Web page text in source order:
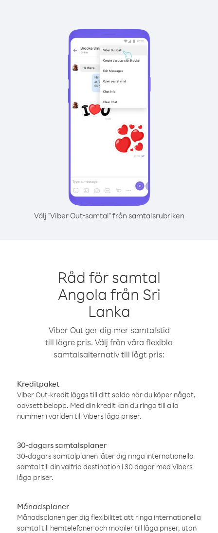
Välj "Viber Out-samtal" från samtalsrubriken
Råd för samtal
Angola från Sri
Lanka
Viber Out ger dig mer samtalstid
till lägre pris. Välj från våra flexibla
samtalsalternativ till lågt pris:
Kreditpaket
Viber Out-kredit läggs till ditt saldo när du köper något,
oavsett belopp. Med din kredit kan du ringa till alla
nummer i världen till Vibers låga priser.
30-dagars samtalsplaner
30-dagars samtalplanen låter dig ringa internationella
samtal till din valfria destination i 30 dagar med Vibers
låga priser.
Månadsplaner
Månadsplanen ger dig flexibilitet att ringa internationella
samtal till hemtelefoner och mobiler till låga priser, utan